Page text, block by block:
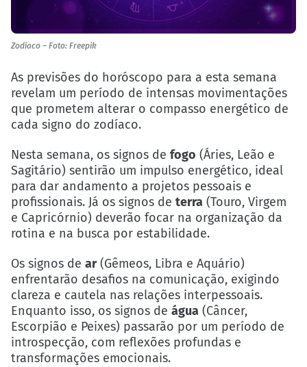
Zodíaco – Foto: Freepik
As previsões do horóscopo para a esta semana
revelam um período de intensas movimentações
que prometem alterar o compasso energético de
cada signo do zodíaco.
Nesta semana, os signos de fogo (Áries, Leão e
Sagitário) sentirão um impulso energético, ideal
para dar andamento a projetos pessoais e
profissionais. Já os signos de terra (Touro, Virgem
e Capricórnio) deverão focar na organização da
rotina e na busca por estabilidade.
Os signos de ar(Gêmeos, Libra e Aquário)
enfrentarão desafios na comunicação, exigindo
clareza e cautela nas relações interpessoais.
Enquanto isso, os signos de água (Câncer,
Escorpião e Peixes) passarão por um período de
introspecção, com reflexões profundas e
transformações emocionais.